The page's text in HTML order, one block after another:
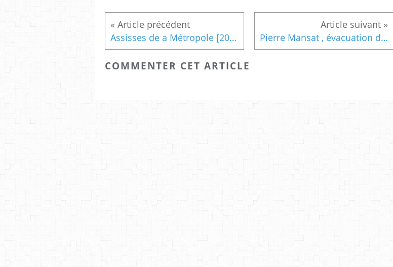
Assisses de a Métropole [2008] et Pierre Mansat Pierre Mansat , évacuation de l'eglise Saint Bernard [sans-papiers]
COMMENTER CET ARTICLE